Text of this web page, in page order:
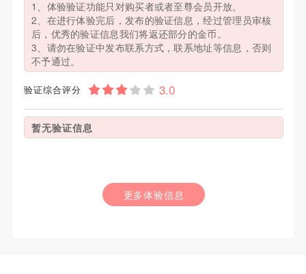
1、体验验证功能只对购买者或者至尊会员开放。
2、在进行体验完后，发布的验证信息，经过管理员审核
后，优秀的验证信息我们将返还部分的金币。
3、请勿在验证中发布联系方式，联系地址等信息，否则
不予通过。
验证综合评分
暂无验证信息
更多体验信息